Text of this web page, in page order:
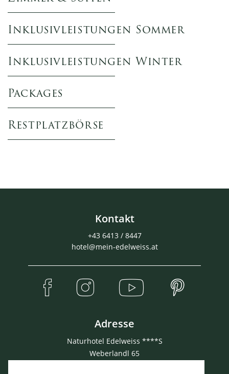
Inklusivleistungen Sommer
Inklusivleistungen Winter
Packages
Restplatzbörse
Kontakt
+43 6413 / 8447
hotel@mein-edelweiss.at
Adresse
Naturhotel Edelweiss ****S
Weberlandl 65